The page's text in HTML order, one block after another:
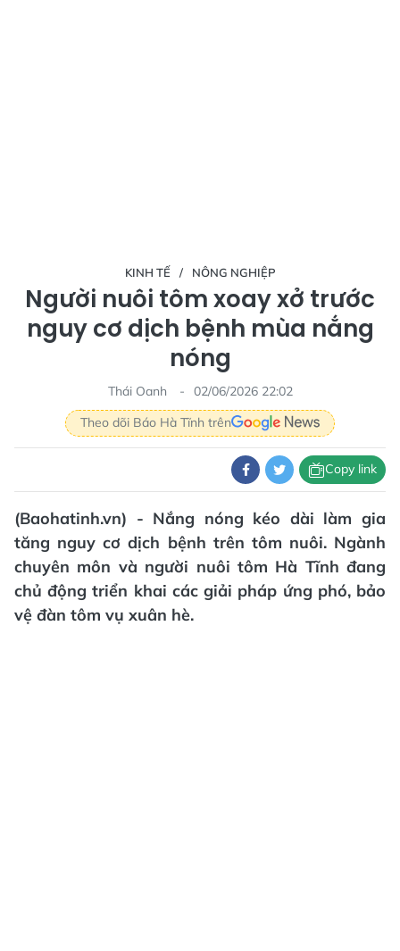
KINH TẾ NÔNG NGHIỆP
Người nuôi tôm xoay xở trước
nguy cơ dịch bệnh mùa nắng
nóng
Thái Oanh
02/06/2026 22:02
Theo dõi Báo Hà Tĩnh trên
Copy link
(Baohatinh.vn) - Nắng nóng kéo dài làm gia
tăng nguy cơ dịch bệnh trên tôm nuôi. Ngành
chuyên môn và người nuôi tôm Hà Tĩnh đang
chủ động triển khai các giải pháp ứng phó, bảo
vệ đàn tôm vụ xuân hè.